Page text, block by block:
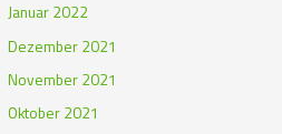
Januar 2022
Dezember 2021
November 2021
Oktober 2021